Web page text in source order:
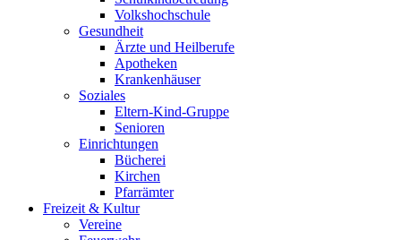
Volkshochschule
Gesundheit
Ärzte und Heilberufe
Apotheken
Krankenhäuser
Soziales
Eltern-Kind-Gruppe
Senioren
Einrichtungen
Bücherei
Kirchen
Pfarrämter
Freizeit & Kultur
Vereine